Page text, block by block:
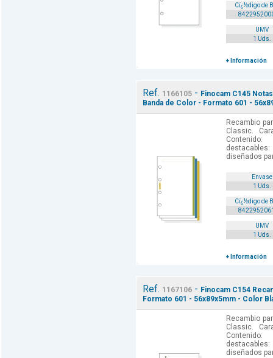
Cï¿½digo de
UMV
1 Uds.
+ Información
Ref. 1166105- Finocam C145
Banda de Color - Formato 601 -
Recambio
Classic.
diseñados
Envase
1 Uds.
Cï¿½digo de
UMV
1 Uds.
+ Información
Ref. 1167106- Finocam C154
Formato 601 - 56x89x5mm - Color
Recambio
Classic.
diseñados